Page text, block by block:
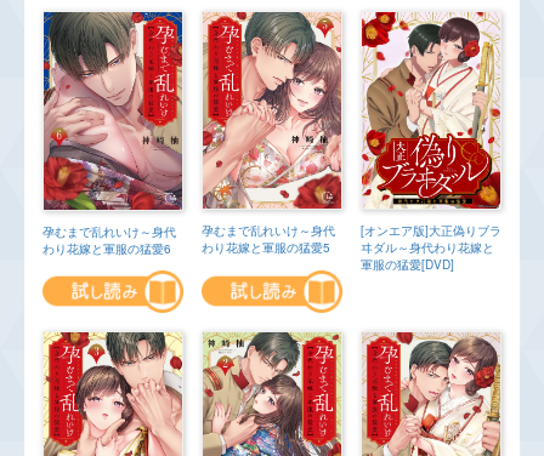
孕むまで乱れいけ～身代
わり花嫁と軍服の猛愛6
孕むまで乱れいけ～身代
わり花嫁と軍服の猛愛5
[オンエア版]大正偽りブラ
ヰダル～身代わり花嫁と
軍服の猛愛[DVD]